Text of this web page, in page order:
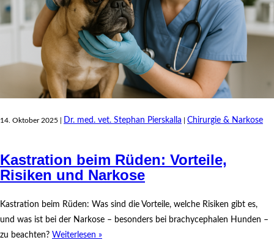
14. Oktober 2025 | Dr. med. vet. Stephan Pierskalla Chirurgie & Narkose
Kastration beim Rüden: Vorteile,
Risiken und Narkose
Kastration beim Rüden: Was sind die Vorteile, welche Risiken gibt es,
und was ist bei der Narkose – besonders bei brachycephalen Hunden –
zu beachten? Weiterlesen »